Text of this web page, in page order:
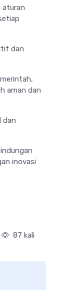
aturan
dan
aman dan
dan
inovasi
87 kali